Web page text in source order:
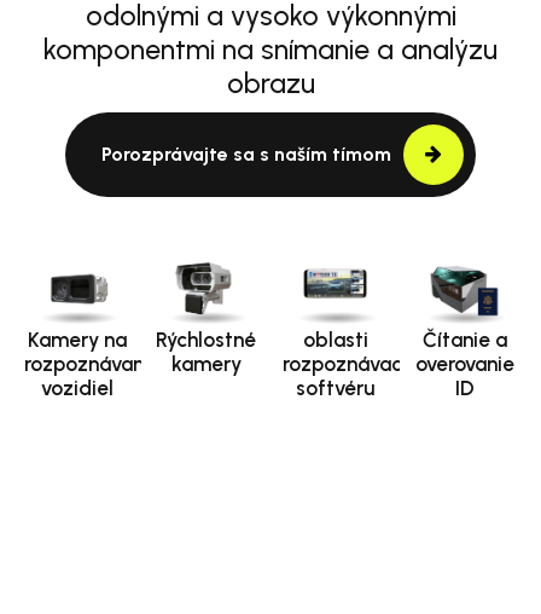
odolnými a vysoko výkonnými
komponentmi na snímanie a analýzu
obrazu
Porozprávajte sa s naším tímom
Kamery na
rozpoznávanie
vozidiel
Rýchlostné
kamery
oblasti
rozpoznávacieho
softvéru
Čítanie a
overovanie
ID